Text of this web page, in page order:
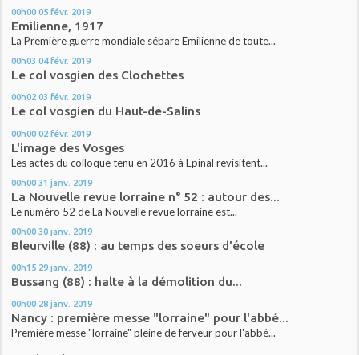
00h00 05 févr. 2019
Emilienne, 1917
La Première guerre mondiale sépare Emilienne de toute...
00h03 04 févr. 2019
Le col vosgien des Clochettes
00h02 03 févr. 2019
Le col vosgien du Haut-de-Salins
00h00 02 févr. 2019
L'image des Vosges
Les actes du colloque tenu en 2016 à Epinal revisitent...
00h00 31 janv. 2019
La Nouvelle revue lorraine n° 52 : autour des...
Le numéro 52 de La Nouvelle revue lorraine est...
00h00 30 janv. 2019
Bleurville (88) : au temps des soeurs d'école
00h15 29 janv. 2019
Bussang (88) : halte à la démolition du...
00h00 28 janv. 2019
Nancy : première messe "lorraine" pour l'abbé...
Première messe "lorraine" pleine de ferveur pour l'abbé...